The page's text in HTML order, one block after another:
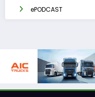
ePODCAST